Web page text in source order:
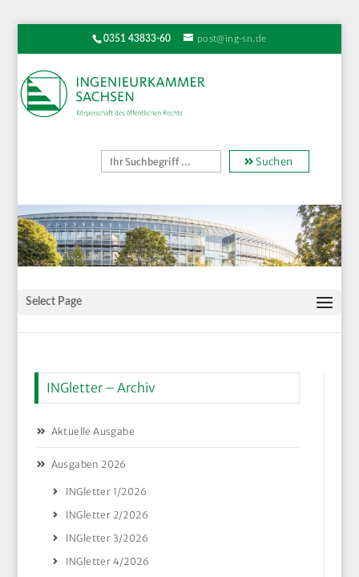
0351 43833-60 post@ing-sn.de
Suchen
Select Page
INGletter – Archiv
Aktuelle Ausgabe
Ausgaben 2026
INGletter 1/2026
INGletter 2/2026
INGletter 3/2026
INGletter 4/2026